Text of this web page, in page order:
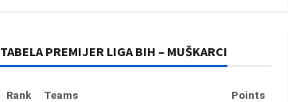
TABELA PREMIJER LIGA BIH – MUŠKARCI
Rank Teams Points